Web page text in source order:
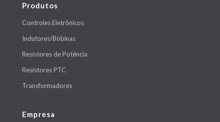
Produtos
Controles Eletrônicos
Indutores/Bobinas
Resistores de Potência
Resistores PTC
Transformadores
Empresa